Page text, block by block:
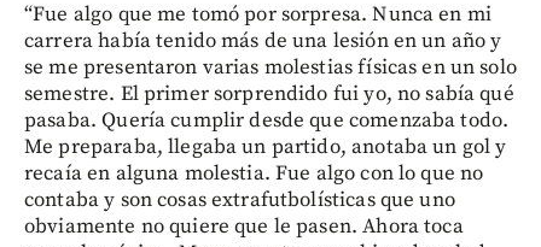
“Fue algo que me tomó por sorpresa. Nunca en mi
carrera había tenido más de una lesión en un año y
se me presentaron varias molestias físicas en un solo
semestre. El primer sorprendido fui yo, no sabía qué
pasaba. Quería cumplir desde que comenzaba todo.
Me preparaba, llegaba un partido, anotaba un gol y
recaía en alguna molestia. Fue algo con lo que no
contaba y son cosas extrafutbolísticas que uno
obviamente no quiere que le pasen. Ahora toca